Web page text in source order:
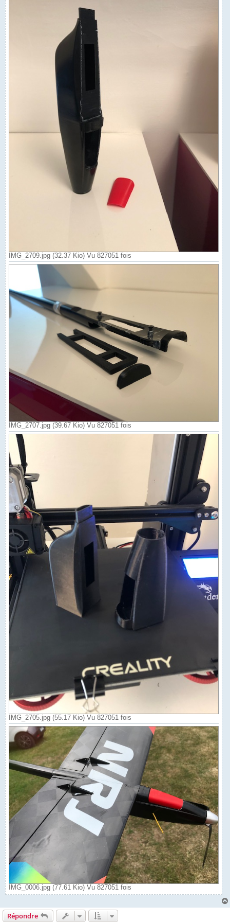
IMG_2709.jpg (32.37 Kio) Vu 827051 fois
IMG_2707.jpg (39.67 Kio) Vu 827051 fois
IMG_2705.jpg (55.17 Kio) Vu 827051 fois
IMG_0006.jpg (77.61 Kio) Vu 827051 fois
Répondre